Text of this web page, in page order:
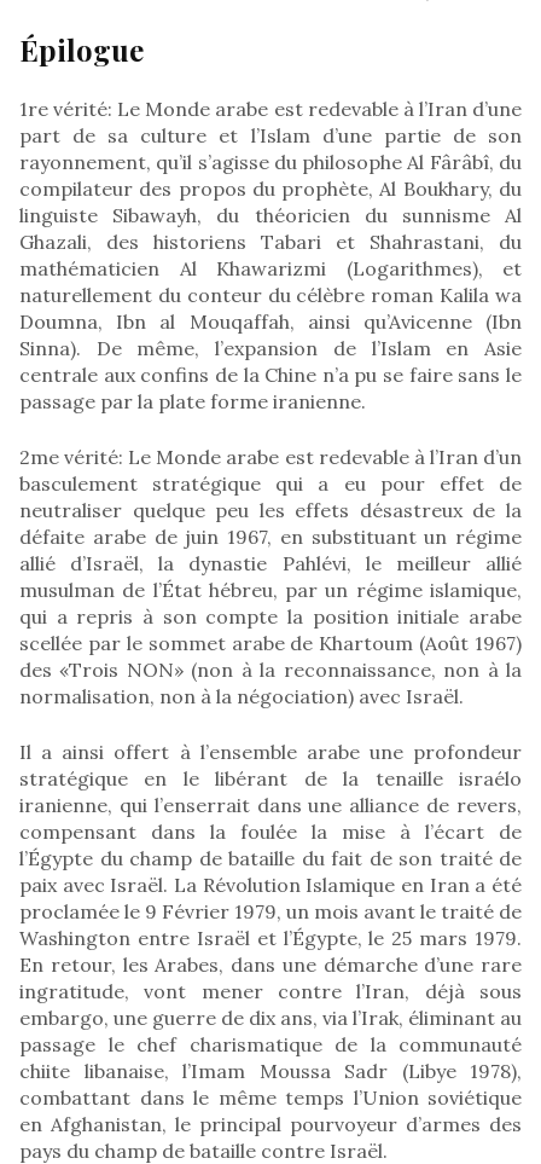
Épilogue
1re vérité: Le Monde arabe est redevable à l’Iran d’une
part de sa culture et l’Islam d’une partie de son
rayonnement, qu’il s’agisse du philosophe Al Fârâbî, du
compilateur des propos du prophète, Al Boukhary, du
linguiste Sibawayh, du théoricien du sunnisme Al
Ghazali, des historiens Tabari et Shahrastani, du
mathématicien Al Khawarizmi (Logarithmes), et
naturellement du conteur du célèbre roman Kalila wa
Doumna, Ibn al Mouqaffah, ainsi qu’Avicenne (Ibn
Sinna). De même, l’expansion de l’Islam en Asie
centrale aux confins de la Chine n’a pu se faire sans le
passage par la plate forme iranienne.
2me vérité: Le Monde arabe est redevable à l’Iran d’un
basculement stratégique qui a eu pour effet de
neutraliser quelque peu les effets désastreux de la
défaite arabe de juin 1967, en substituant un régime
allié d’Israël, la dynastie Pahlévi, le meilleur allié
musulman de l’État hébreu, par un régime islamique,
qui a repris à son compte la position initiale arabe
scellée par le sommet arabe de Khartoum (Août 1967)
des «Trois NON» (non à la reconnaissance, non à la
normalisation, non à la négociation) avec Israël.
Il a ainsi offert à l’ensemble arabe une profondeur
stratégique en le libérant de la tenaille israélo
iranienne, qui l’enserrait dans une alliance de revers,
compensant dans la foulée la mise à l’écart de
l’Égypte du champ de bataille du fait de son traité de
paix avec Israël. La Révolution Islamique en Iran a été
proclamée le 9 Février 1979, un mois avant le traité de
Washington entre Israël et l’Égypte, le 25 mars 1979.
En retour, les Arabes, dans une démarche d’une rare
ingratitude, vont mener contre l’Iran, déjà sous
embargo, une guerre de dix ans, via l’Irak, éliminant au
passage le chef charismatique de la communauté
chiite libanaise, l’Imam Moussa Sadr (Libye 1978),
combattant dans le même temps l’Union soviétique
en Afghanistan, le principal pourvoyeur d’armes des
pays du champ de bataille contre Israël.